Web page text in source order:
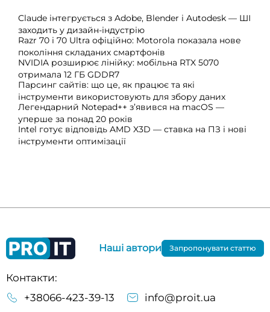
Claude інтегрується з Adobe, Blender і Autodesk — ШІ
заходить у дизайн-індустрію
Razr 70 і 70 Ultra офіційно: Motorola показала нове
покоління складаних смартфонів
NVIDIA розширює лінійку: мобільна RTX 5070
отримала 12 ГБ GDDR7
Парсинг сайтів: що це, як працює та які
інструменти використовують для збору даних
Легендарний Notepad++ з’явився на macOS —
уперше за понад 20 років
Intel готує відповідь AMD X3D — ставка на ПЗ і нові
інструменти оптимізації
Контакти:
+38066-423-39-13
info@proit.ua
Наші автори Запропонувати статтю